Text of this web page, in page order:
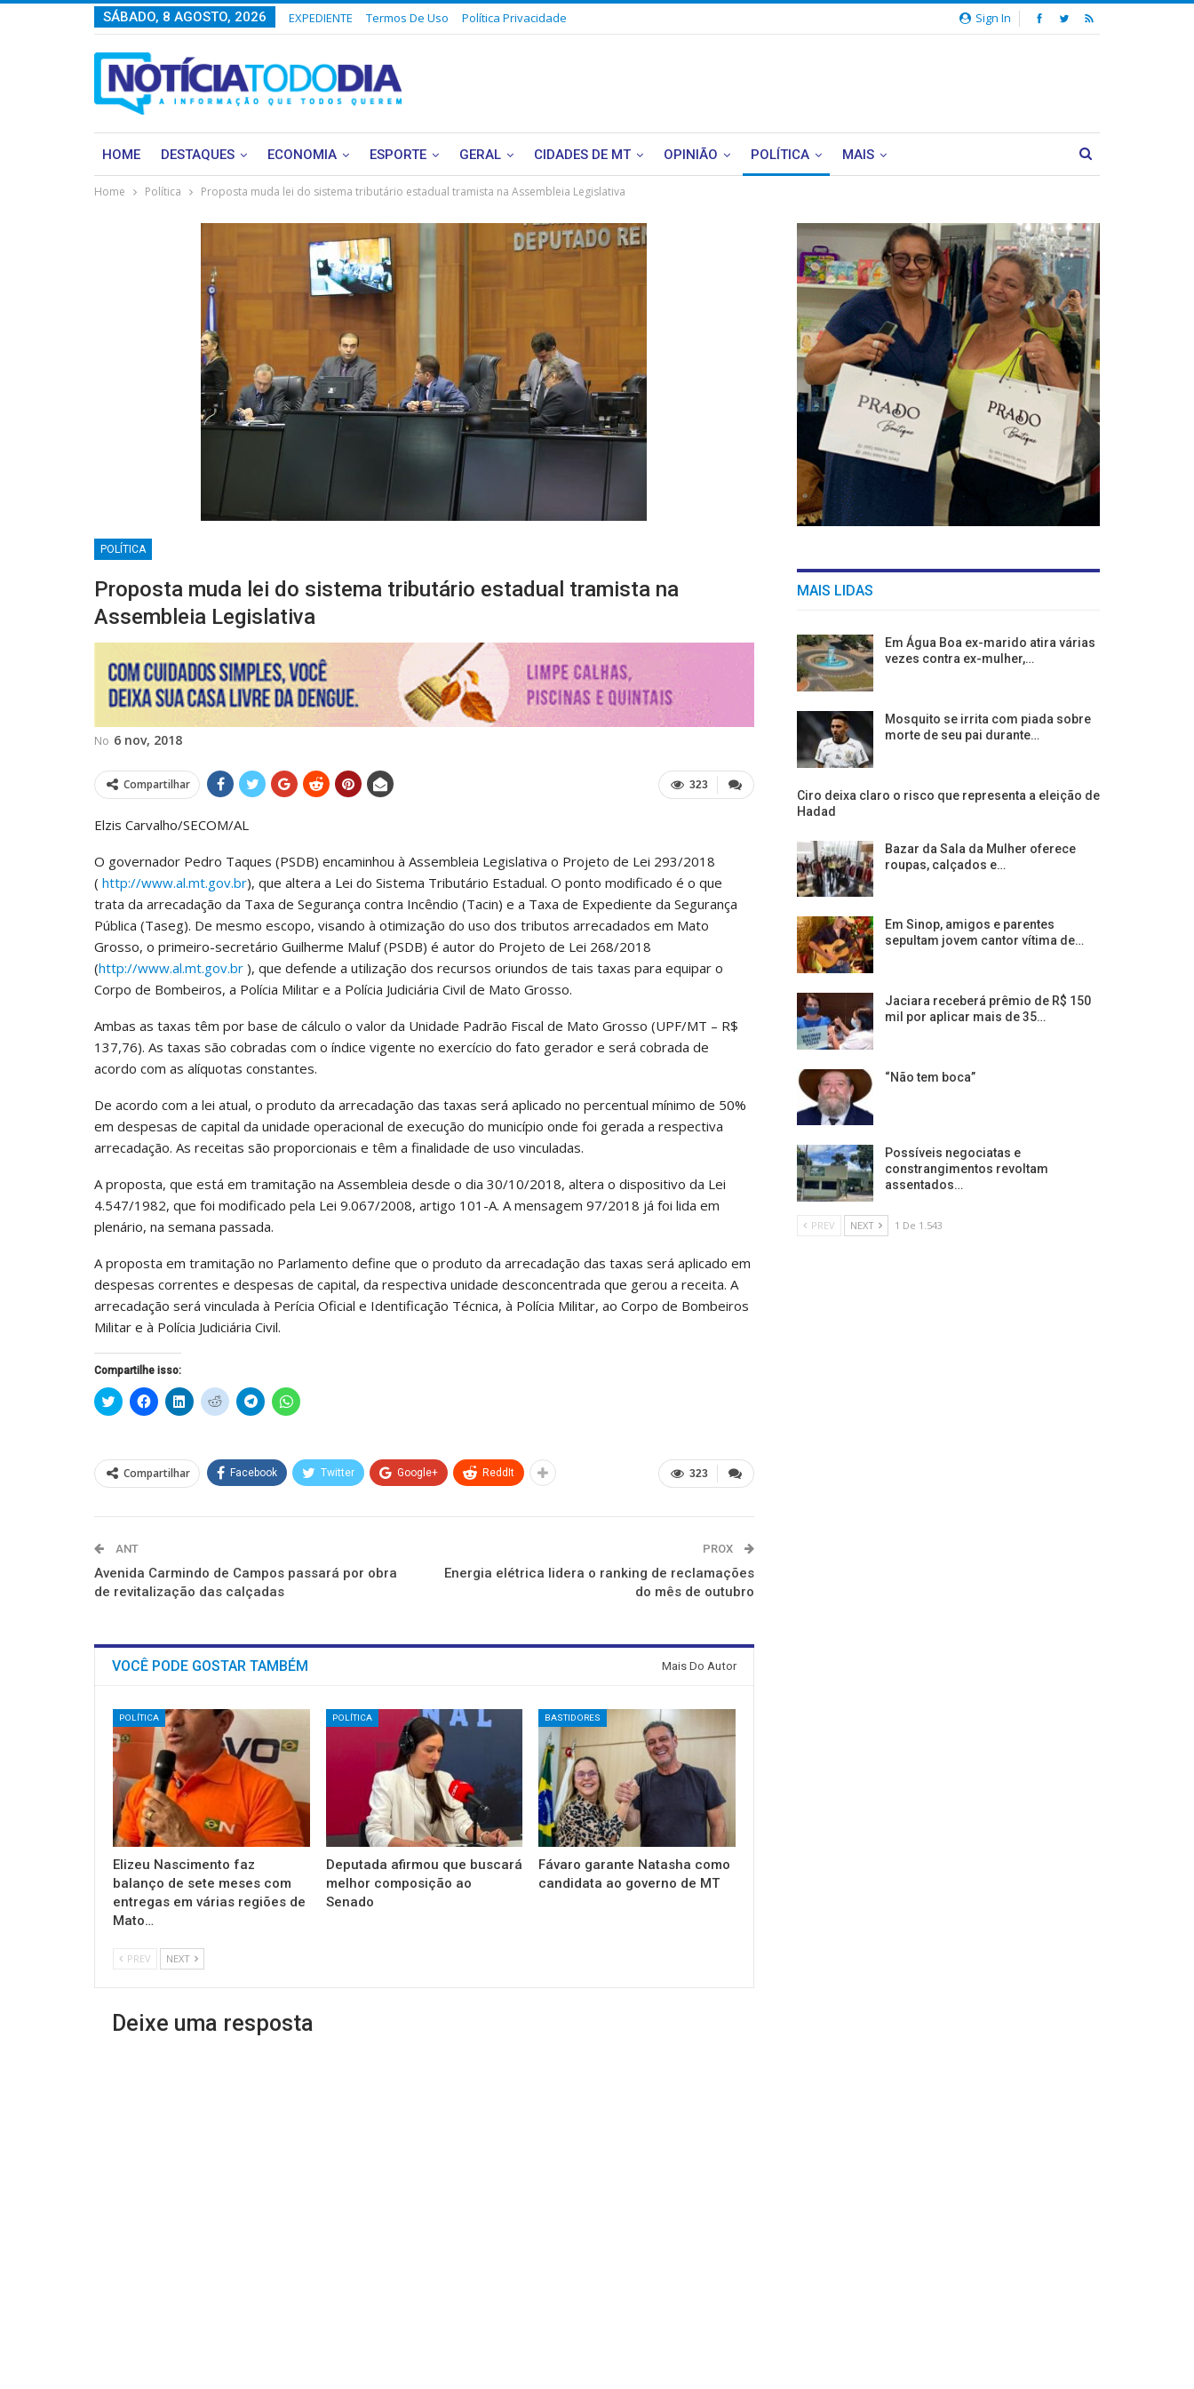
Sign In
SÁBADO, 8 AGOSTO, 2026 EXPEDIENTE Termos De Uso Política Privacidade
HOME DESTAQUES ECONOMIA ESPORTE GERAL CIDADES DE MT OPINIÃO POLÍTICA MAIS
Home Política Proposta muda lei do sistema tributário estadual tramista na Assembleia Legislativa
POLÍTICA
Proposta muda lei do sistema tributário estadual tramista na
Assembleia Legislativa
No 6 nov, 2018
323
Compartilhar
Elzis Carvalho/SECOM/AL
O governador Pedro Taques (PSDB) encaminhou à Assembleia Legislativa o Projeto de Lei 293/2018
( http://www.al.mt.gov.br), que altera a Lei do Sistema Tributário Estadual. O ponto modificado é o que
trata da arrecadação da Taxa de Segurança contra Incêndio (Tacin) e a Taxa de Expediente da Segurança
Pública (Taseg). De mesmo escopo, visando à otimização do uso dos tributos arrecadados em Mato
Grosso, o primeiro-secretário Guilherme Maluf (PSDB) é autor do Projeto de Lei 268/2018
(http://www.al.mt.gov.br ), que defende a utilização dos recursos oriundos de tais taxas para equipar o
Corpo de Bombeiros, a Polícia Militar e a Polícia Judiciária Civil de Mato Grosso.
Ambas as taxas têm por base de cálculo o valor da Unidade Padrão Fiscal de Mato Grosso (UPF/MT – R$
137,76). As taxas são cobradas com o índice vigente no exercício do fato gerador e será cobrada de
acordo com as alíquotas constantes.
De acordo com a lei atual, o produto da arrecadação das taxas será aplicado no percentual mínimo de 50%
em despesas de capital da unidade operacional de execução do município onde foi gerada a respectiva
arrecadação. As receitas são proporcionais e têm a finalidade de uso vinculadas.
A proposta, que está em tramitação na Assembleia desde o dia 30/10/2018, altera o dispositivo da Lei
4.547/1982, que foi modificado pela Lei 9.067/2008, artigo 101-A. A mensagem 97/2018 já foi lida em
plenário, na semana passada.
A proposta em tramitação no Parlamento define que o produto da arrecadação das taxas será aplicado em
despesas correntes e despesas de capital, da respectiva unidade desconcentrada que gerou a receita. A
arrecadação será vinculada à Perícia Oficial e Identificação Técnica, à Polícia Militar, ao Corpo de Bombeiros
Militar e à Polícia Judiciária Civil.
Compartilhe isso:
Clique
para
em
nova
janela)
Clique
para
em
nova
janela)
Clique
para
em
nova
janela)
Clique
para
em
nova
janela)
Clique
para
em
nova
janela)
Clique
para
em
nova
janela) 323
Compartilhar Facebook Twitter Google+ ReddIt
ANT
Avenida Carmindo de Campos passará por obra
de revitalização das calçadas
PROX
Energia elétrica lidera o ranking de reclamações
do mês de outubro
VOCÊ PODE GOSTAR TAMBÉM Mais Do Autor
POLÍTICA
Elizeu Nascimento faz
balanço de sete meses com
entregas em várias regiões de
Mato…
POLÍTICA
Deputada afirmou que buscará
melhor composição ao
Senado
BASTIDORES
Fávaro garante Natasha como
candidata ao governo de MT
PREV NEXT
Deixe uma resposta
MAIS LIDAS
Em Água Boa ex-marido atira várias
vezes contra ex-mulher,…
Mosquito se irrita com piada sobre
morte de seu pai durante…
Ciro deixa claro o risco que representa a eleição de
Hadad
Bazar da Sala da Mulher oferece
roupas, calçados e…
Em Sinop, amigos e parentes
sepultam jovem cantor vítima de…
Jaciara receberá prêmio de R$ 150
mil por aplicar mais de 35…
“Não tem boca”
Possíveis negociatas e
constrangimentos revoltam
assentados…
PREV NEXT 1 De 1.543